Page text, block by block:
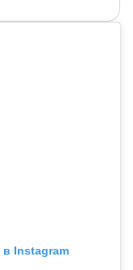
в Instagram